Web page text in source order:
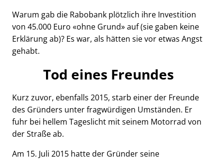
Warum gab die Rabobank plötzlich ihre Investition
von 45.000 Euro
ohne Grund auf (sie gaben keine
Erklärung ab)? Es war, als hätten sie vor etwas Angst
gehabt.
Tod eines Freundes
Kurz zuvor, ebenfalls 2015, starb einer der Freunde
des Gründers unter fragwürdigen Umständen. Er
fuhr bei hellem Tageslicht mit seinem Motorrad von
der Straße ab.
Am 15. Juli 2015 hatte der Gründer seine